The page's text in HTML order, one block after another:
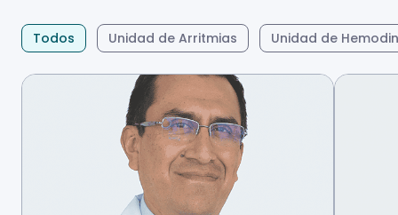
Todos Unidad de Arritmias Unidad de